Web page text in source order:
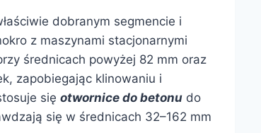
dobranym segmencie i
z maszynami stacjonarnymi
średnicach powyżej 82 mm oraz
zapobiegając klinowaniu i
się otwornice do betonu do
się w średnicach 32–162 mm